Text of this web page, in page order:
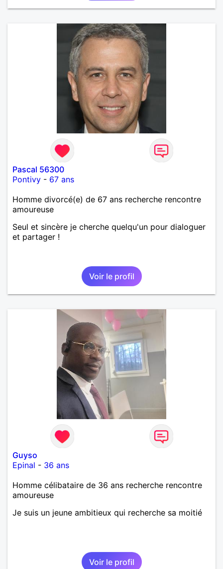
Pascal 56300
Pontivy - 67 ans
Homme divorcé(e) de 67 ans recherche rencontre
amoureuse
Seul et sincère je cherche quelqu'un pour dialoguer
et partager !
Voir le profil
Guyso
Epinal - 36 ans
Homme célibataire de 36 ans recherche rencontre
amoureuse
Je suis un jeune ambitieux qui recherche sa moitié
Voir le profil